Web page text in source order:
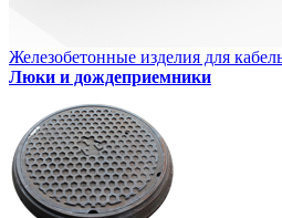
Железобетонные изделия для
Люки и дождеприемники